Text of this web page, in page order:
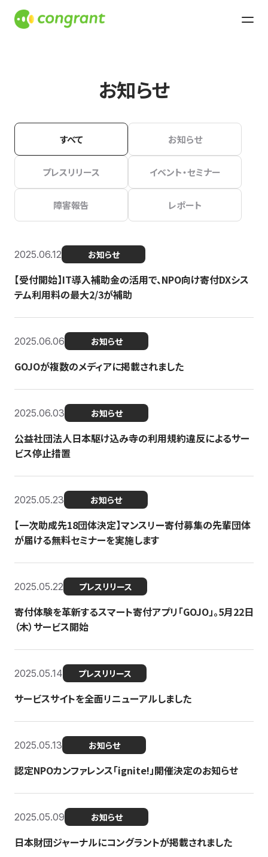
お知らせ
すべて お知らせ
プレスリリース イベント・セミナー
障害報告 レポート
2025.06.12 お知らせ
【受付開始】IT導入補助金の活用で、NPO向け寄付DXシス
テム利用料の最大2/3が補助
2025.06.06 お知らせ
GOJOが複数のメディアに掲載されました
2025.06.03 お知らせ
公益社団法人日本駆け込み寺の利用規約違反によるサー
ビス停止措置
2025.05.23 お知らせ
【一次助成先18団体決定】マンスリー寄付募集の先輩団体
が届ける無料セミナーを実施します
2025.05.22 プレスリリース
寄付体験を革新するスマート寄付アプリ「GOJO」。5月22日
（木）サービス開始
2025.05.14 プレスリリース
サービスサイトを全面リニューアルしました
2025.05.13 お知らせ
認定NPOカンファレンス「ignite!」開催決定のお知らせ
2025.05.09 お知らせ
日本財団ジャーナルにコングラントが掲載されました